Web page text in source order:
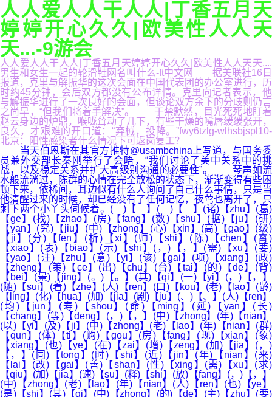
人人爱人人干人人|丁香五月天
婷婷开心久久|欧美性人人天
天...-9游会
人人爱人人干人人|丁香五月天婷婷开心久久|欧美性人人天天...,
男生和女生一起的轮滑鞋网名叫什么-ft中文网 据美联社16日
报道，克里与解振华的这次会面在中国代表团的办公室进行，历
时约45分钟，会后双方都没有公布详情。克里向记者表示，他
与解振华进行了一次良好的会面，但谈论双方余下的分歧则仍言
之尚早，“但我们将着手解决”。 于禁默然，目光死死地盯着
赵云身边的炉鼎，喉咙耸动了几下，有些干燥的嘴唇缓缓张开，
良久，才艰难的开口道：“弃械，投降。”fwy6tzlg-wlhsbjspl10-
北京：阳性感染者什么情况下可返岗复工？
当天伯恩斯在其官方推特@usambchina上写道，与国务委
员兼外交部长秦刚举行了会晤，“我们讨论了美中关系中的挑
战，以及稳定关系并扩大高级别沟通的必要性”。 琴声如流
水般流淌过，陈群的心情在完全放松的状态下，渐渐变得有些困
顿下来，依稀间，耳边似有什么人询问了自己什么事情，只是当
他清醒过来的时候，却已经没有了任何记忆，夜莺也离开了，只
剩下两个小丫头伺候着。( )【 】( )【 】(诸)【zhu】(葛)
【ge】(找)【zhao】(房)【fang】(数)【shu】(据)【ju】(研)
【yan】(究)【jiu】(中)【zhong】(心)【xin】(高)【gao】(级)
【ji】(分)【fen】(析)【xi】(师)【shi】(陈)【chen】(霄)
【xiao】(表)【biao】(示)【shi】(，)【，】(需)【xu】(要)
【yao】(注)【zhu】(意)【yi】(该)【gai】(项)【xiang】(政)
【zheng】(策)【ce】(出)【chu】(台)【tai】(的)【de】(背)
【bei】(景)【jing】(。)【。】(其)【qi】(一)【yi】(，)【，】
(随)【sui】(着)【zhe】(人)【ren】(口)【kou】(老)【lao】(龄)
【ling】(化)【hua】(加)【jia】(剧)【ju】(、)【、】(人)【ren】
(均)【jun】(寿)【shou】(命)【ming】(延)【yan】(长)
【chang】(等)【deng】(，)【，】(中)【zhong】(年)【nian】
(以)【yi】(及)【ji】(中)【zhong】(老)【lao】(年)【nian】(群)
【qun】(体)【ti】(购)【gou】(房)【fang】(现)【xian】(象)
【xiang】(也)【ye】(在)【zai】(增)【zeng】(加)【jia】(，)
【，】(同)【tong】(时)【shi】(近)【jin】(年)【nian】(来)
【lai】(改)【gai】(善)【shan】(性)【xing】(需)【xu】(求)
【qiu】(加)【jia】(速)【su】(释)【shi】(放)【fang】(，)【，】
(中)【zhong】(老)【lao】(年)【nian】(人)【ren】(也)【ye】
(是)【shi】(其)【qi】(中)【zhong】(的)【de】(主)【zhu】(要)